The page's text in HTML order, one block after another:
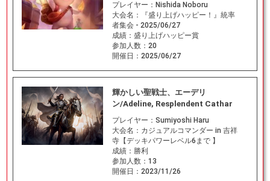
プレイヤー： Nishida Noboru
大会名：
『盛り上げハッピー！』統率
者集会 - 2025/06/27
成績： 盛り上げハッピー賞
参加人数： 20
開催日： 2025/06/27
輝かしい聖戦士、エーデリ
ン/Adeline, Resplendent Cathar
プレイヤー： Sumiyoshi Haru
大会名： カジュアルコマンダー in 吉祥
寺【デッキパワーレベル6まで 】
成績： 勝利
参加人数： 13
開催日： 2023/11/26